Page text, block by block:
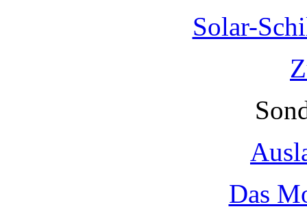
Solar-
Das